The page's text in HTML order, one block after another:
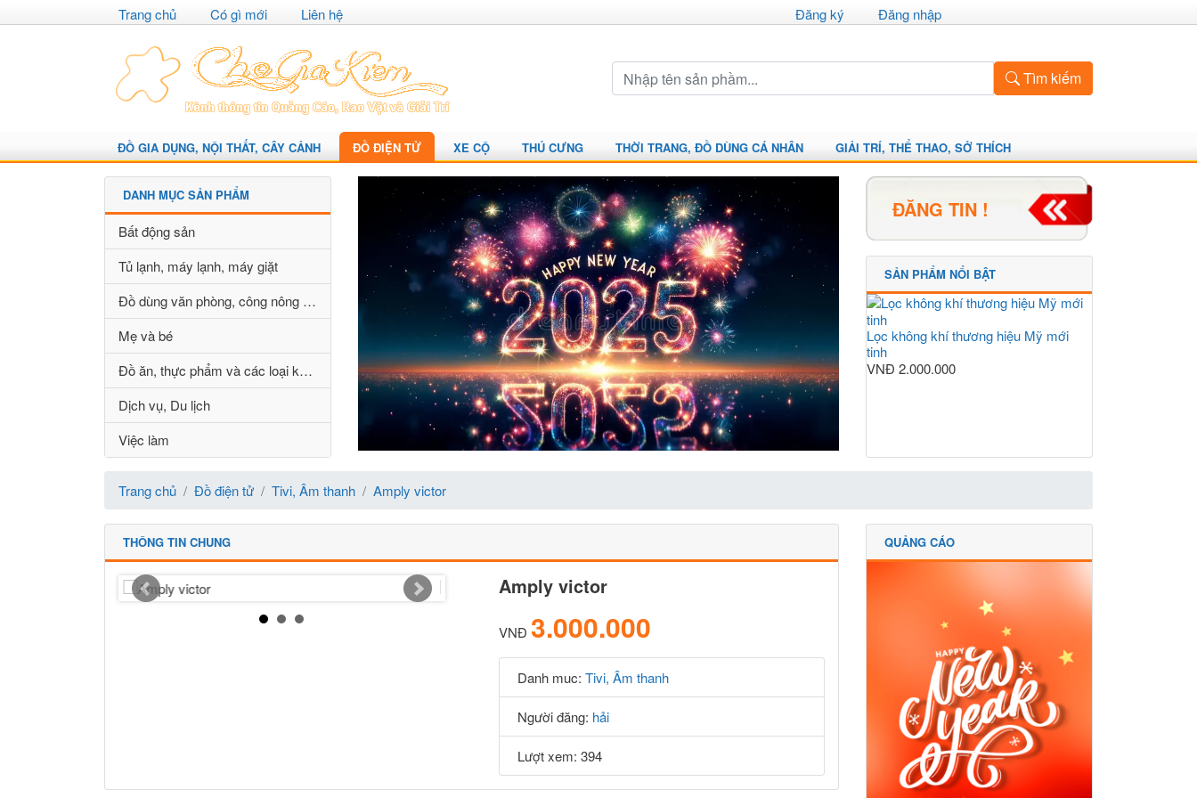
Trang chủ Có gì mới Liên hệ Đăng ký Đăng nhập
Tìm kiếm
ĐỒ GIA DỤNG, NỘI THẤT, CÂY CẢNH ĐỒ ĐIỆN TỬ XE CỘ THÚ CƯNG THỜI TRANG, ĐỒ DÙNG CÁ NHÂN GIẢI TRÍ, THỂ THAO, SỞ THÍCH
DANH MỤC SẢN PHẨM
Bất động sản
Tủ lạnh, máy lạnh, máy giặt
Đồ dùng văn phòng, công nông nghiệp
Mẹ và bé
Đồ ăn, thực phẩm và các loại khác
Dịch vụ, Du lịch
Việc làm
ĐĂNG TIN !
SẢN PHẨM NỔI BẬT
Lọc không khí thương hiệu Mỹ mới
tinh
VNĐ 2.000.000
Trang chủ Đồ điện tử Tivi, Âm thanh Amply victor
THÔNG TIN CHUNG
Amply victor
VNĐ 3.000.000
Danh muc: Tivi, Âm thanh
Người đăng: hải
Lượt xem: 394
QUẢNG CÁO